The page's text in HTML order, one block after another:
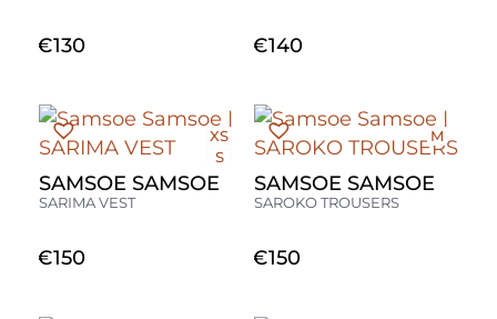
€130 €140
SAMSOE SAMSOE
SARIMA VEST
€150
XS
S
M
SAMSOE SAMSOE
SAROKO TROUSERS
€150
M